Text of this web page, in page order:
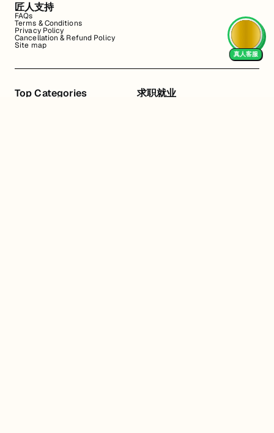
匠人支持
FAQs
Terms & Conditions
Privacy Policy
Cancellation & Refund Policy
Site map
Top Categories 求职就业
真人客服